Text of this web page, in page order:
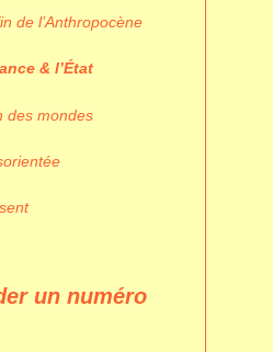
de l’Anthropocène
& l’État
des mondes
un numéro